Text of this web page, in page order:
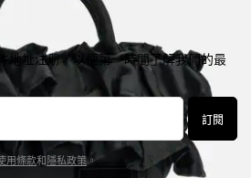
地址注册，以便第一時間了解我們的最
訂閱
用條款和隱私政策。